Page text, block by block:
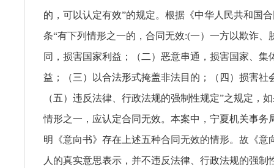
的，可以认定有效”的规定。根据《中华人民共和国
条“有下列情形之一的，合同无效:(一）一方以欺诈、
同，损害国家利益；（二）恶意串通，损害国家、集
益；（三）以合法形式掩盖非法目的；（四）损害社
（五）违反法律、行政法规的强制性规定”之规定，
情形之一，应认定合同无效。本案中，宁夏机关事务
明《意向书》存在上述五种合同无效的情形。故《意
人的真实意思表示，并不违反法律、行政法规的强制